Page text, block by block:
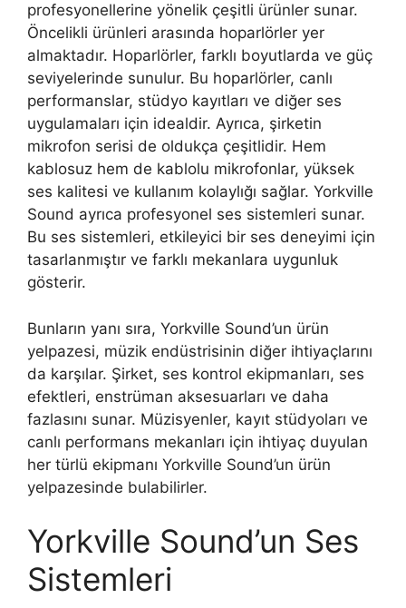
profesyonellerine yönelik çeşitli ürünler sunar.
Öncelikli ürünleri arasında hoparlörler yer
almaktadır. Hoparlörler, farklı boyutlarda ve güç
seviyelerinde sunulur. Bu hoparlörler, canlı
performanslar, stüdyo kayıtları ve diğer ses
uygulamaları için idealdir. Ayrıca, şirketin
mikrofon serisi de oldukça çeşitlidir. Hem
kablosuz hem de kablolu mikrofonlar, yüksek
ses kalitesi ve kullanım kolaylığı sağlar. Yorkville
Sound ayrıca profesyonel ses sistemleri sunar.
Bu ses sistemleri, etkileyici bir ses deneyimi için
tasarlanmıştır ve farklı mekanlara uygunluk
gösterir.
Bunların yanı sıra, Yorkville Sound’un ürün
yelpazesi, müzik endüstrisinin diğer ihtiyaçlarını
da karşılar. Şirket, ses kontrol ekipmanları, ses
efektleri, enstrüman aksesuarları ve daha
fazlasını sunar. Müzisyenler, kayıt stüdyoları ve
canlı performans mekanları için ihtiyaç duyulan
her türlü ekipmanı Yorkville Sound’un ürün
yelpazesinde bulabilirler.
Yorkville Sound’un Ses
Sistemleri